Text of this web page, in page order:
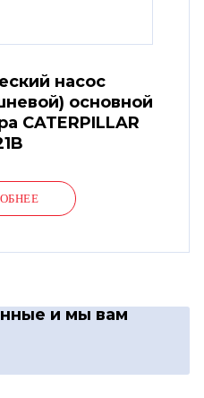
насос
основной
CATERPILLAR
и мы вам